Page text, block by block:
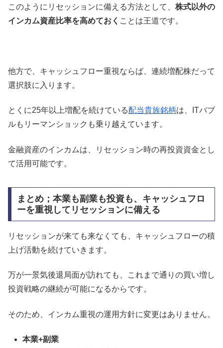
このようにリセッションに備える方法として、 株式以外の
インカム資産比率を高めておく ことは王道です。
他方で、キャッシュフロー重視ならば、連続増配株だって
選択肢に入ります。
とくに25年以上増配を続けている配当貴族銘柄は、ITバブ
ルもリーマンショックも乗り越えています。
金融資産のインカムは、リセッション時の再投資資金とし
て活用可能です。
まとめ；本業も副業も投資も、キャッシュフロ
ーを重視してリセッションに備える
リセッションが来ても来なくても、キャッシュフローの積
上げ活動を続けていきます。
万が一景気後退局面が訪れても、これまで通りの買い増し
投資戦略の継続が可能になるからです。
そのため、インカム重視の運用方針に変更はありません。
本業+副業